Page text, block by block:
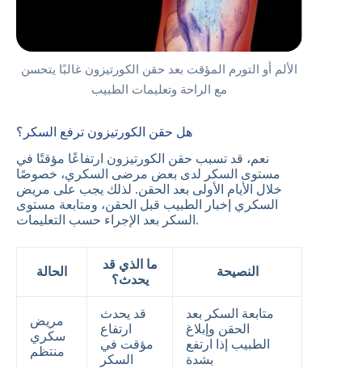
الألم أو التورم المؤقت بعد حقن الكورتيزون غالبًا يتحسن
مع الراحة وتعليمات الطبيب
هل حقن الكورتيزون ترفع السكر؟
نعم، قد تسبب حقن الكورتيزون ارتفاعًا مؤقتًا في
مستوى السكر لدى بعض مرضى السكري، خصوصًا
خلال الأيام الأولى بعد الحقن. لذلك يجب على مريض
السكري إخبار الطبيب قبل الحقن، ومتابعة مستوى
السكر بعد الإجراء حسب التعليمات.
الحالة
ما الذي قد
يحدث؟
النصيحة
مريض
سكري
منتظم
قد يحدث
ارتفاع
مؤقت في
السكر
متابعة السكر بعد
الحقن وإبلاغ
الطبيب إذا ارتفع
بشدة